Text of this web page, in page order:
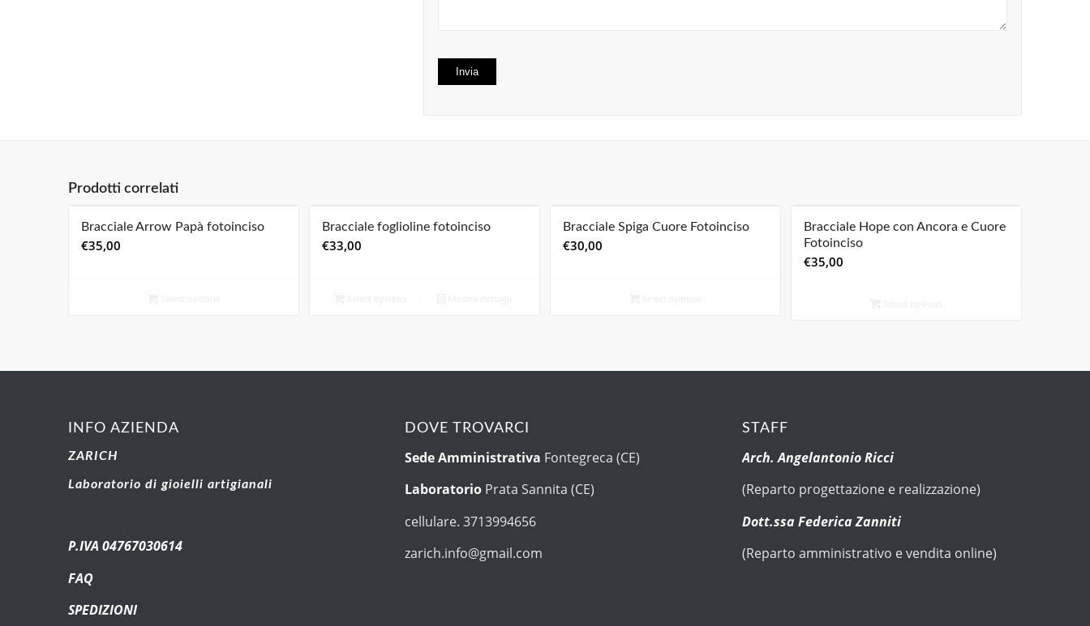
Prodotti correlati
Bracciale Arrow Papà fotoinciso
€35,00
Bracciale foglioline fotoinciso
€33,00
Bracciale Spiga Cuore Fotoinciso
€30,00
Bracciale Hope con Ancora e Cuore
Fotoinciso
€35,00
INFO AZIENDA
ZARICH
Laboratorio di gioielli artigianali
P.IVA 04767030614
FAQ
SPEDIZIONI
DOVE TROVARCI
Sede Amministrativa Fontegreca (CE)
Laboratorio Prata Sannita (CE)
cellulare. 3713994656
zarich.info@gmail.com
STAFF
Arch. Angelantonio Ricci
(Reparto progettazione e realizzazione)
Dott.ssa Federica Zanniti
(Reparto amministrativo e vendita online)